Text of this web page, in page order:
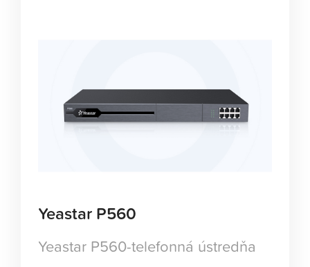
Yeastar P560
Yeastar P560-telefonná ústredňa